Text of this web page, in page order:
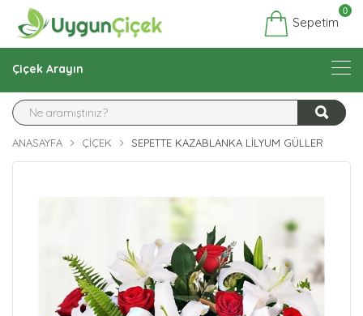
Sepetim
0
Çiçek Arayın
ANASAYFA ÇIÇEK SEPETTE KAZABLANKA LILYUM GÜLLER